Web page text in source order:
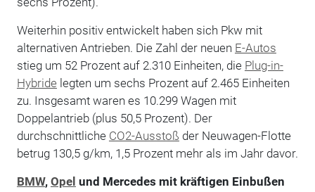
Weiterhin positiv entwickelt haben sich Pkw mit
alternativen Antrieben. Die Zahl der neuen E-Autos
stieg um 52 Prozent auf 2.310 Einheiten, die Plug-in-
Hybride legten um sechs Prozent auf 2.465 Einheiten
zu. Insgesamt waren es 10.299 Wagen mit
Doppelantrieb (plus 50,5 Prozent). Der
durchschnittliche CO2-Ausstoß der Neuwagen-Flotte
betrug 130,5 g/km, 1,5 Prozent mehr als im Jahr davor.
BMW, Opel und Mercedes mit kräftigen Einbußen